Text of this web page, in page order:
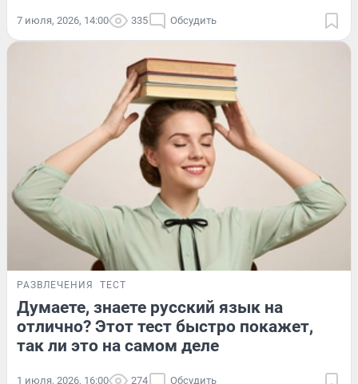
7 июля, 2026, 14:00 335 Обсудить
РАЗВЛЕЧЕНИЯ ТЕСТ
Думаете, знаете русский язык на
отлично? Этот тест быстро покажет,
так ли это на самом деле
1 июля, 2026, 16:00 274 Обсудить